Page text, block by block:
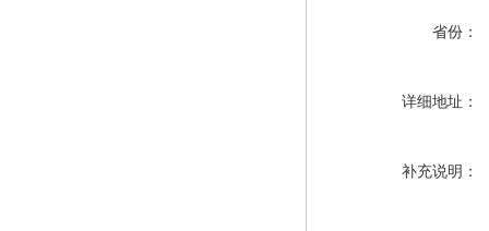
省份：
详细地址：
补充说明：